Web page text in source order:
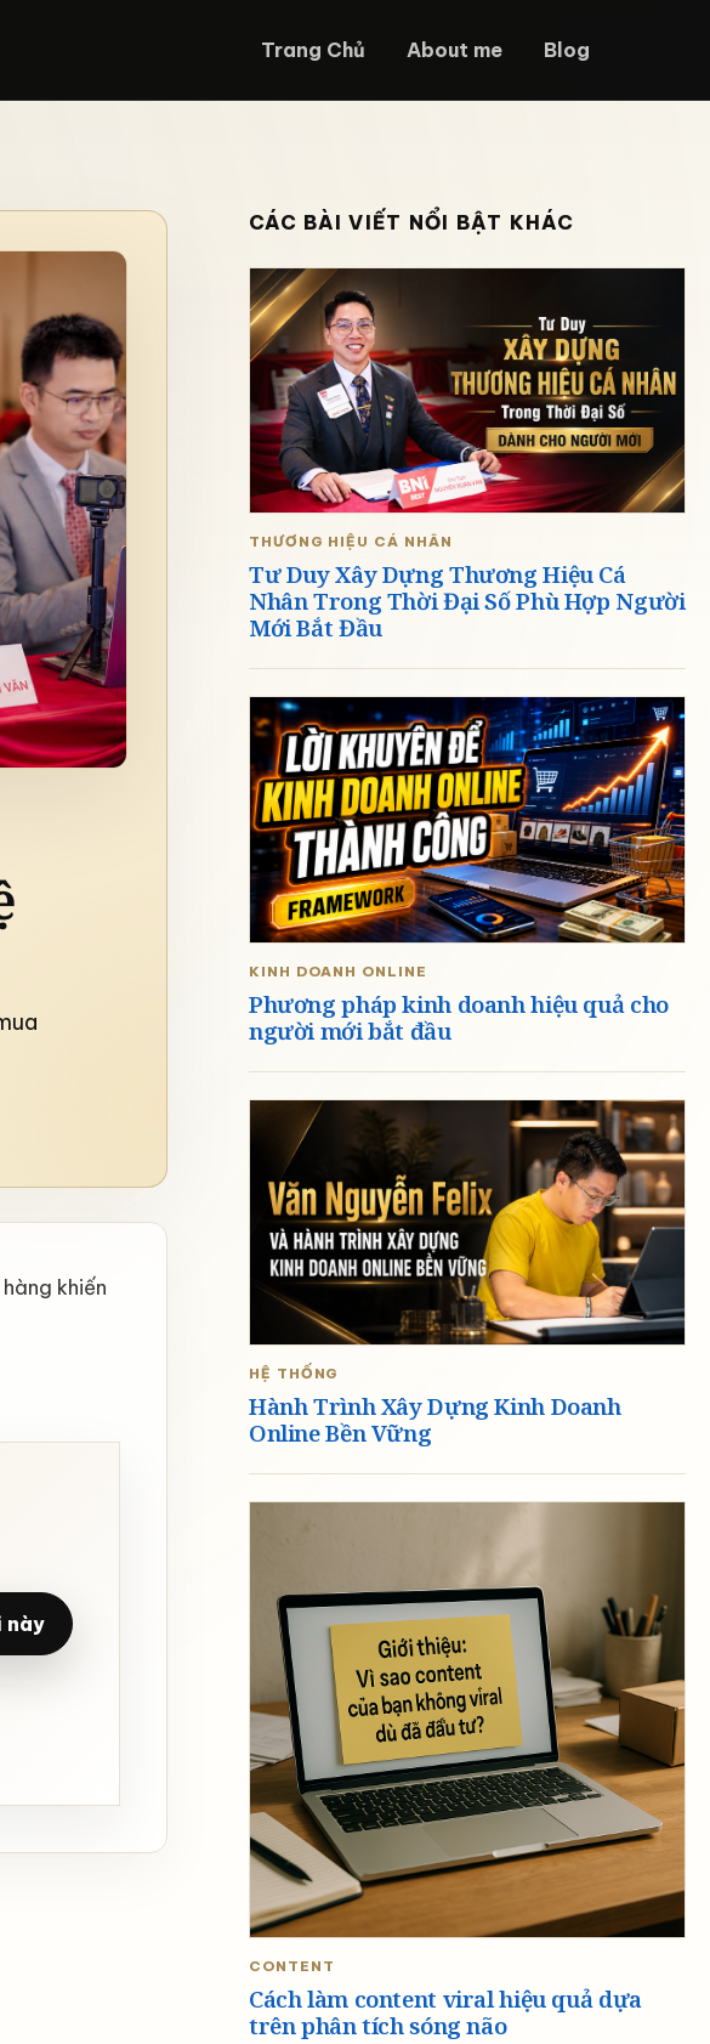
Trang Chủ About me Blog
khiến
này
CÁC BÀI VIẾT NỔI BẬT KHÁC
THƯƠNG HIỆU CÁ NHÂN
Tư Duy Xây Dựng Thương Hiệu Cá
Nhân Trong Thời Đại Số Phù Hợp Người
Mới Bắt Đầu
KINH DOANH ONLINE
Phương pháp kinh doanh hiệu quả cho
người mới bắt đầu
HỆ THỐNG
Hành Trình Xây Dựng Kinh Doanh
Online Bền Vững
CONTENT
Cách làm content viral hiệu quả dựa
trên phân tích sóng não
sự chắc chắn trong một thế giới đầy biến động
Xây